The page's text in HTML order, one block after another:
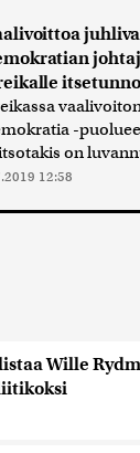
-
on
12:58
Wille